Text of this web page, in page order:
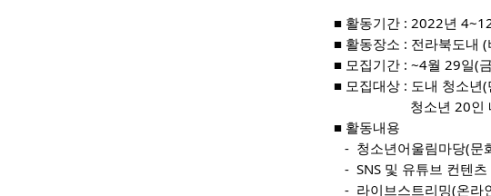
■ 활동기간 : 2022년
■ 활동장소 : 전라북도내
■ 모집기간 : ~4월 29일(
■ 모집대상 : 도내 청소년
청소년
■ 활동내용
-  청소년어울림마당(
-  SNS 및 유튜브 컨텐
-  라이브스트리밍(온